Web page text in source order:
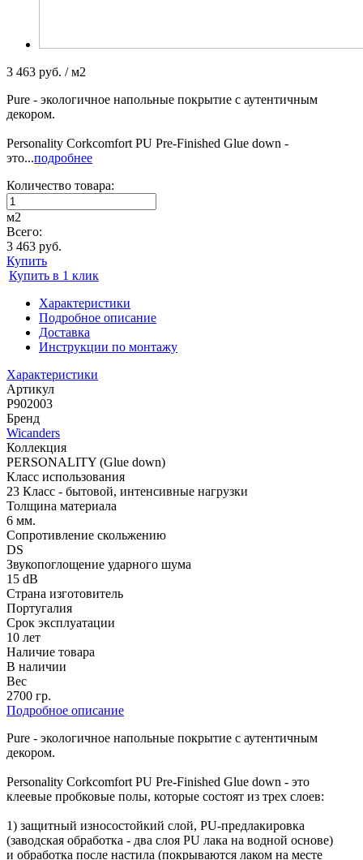
3 463 руб. / м2
Pure - экологичное напольные покрытие с аутентичным
декором.
Personality Corkcomfort PU Pre-Finished Glue down -
это...подробнее
Количество товара:
м2
Всего:
3 463 руб.
Купить
Купить в 1 клик
Характеристики
Подробное описание
Доставка
Инструкции по монтажу
Характеристики
Артикул
P902003
Бренд
Wicanders
Коллекция
PERSONALITY (Glue down)
Класс использования
23 Класс - бытовой, интенсивные нагрузки
Толщина материала
6 мм.
Сопротивление скольжению
DS
Звукопоглощение ударного шума
15 dB
Страна изготовитель
Португалия
Срок эксплуатации
10 лет
Наличие товара
В наличии
Вес
2700 гр.
Подробное описание
Pure - экологичное напольные покрытие с аутентичным
декором.
Personality Corkcomfort PU Pre-Finished Glue down - это
клеевые пробковые полы, которые состоят из трех слоев:
1) защитный износостойкий слой, PU-предлакировка
(заводская обработка - два слоя PU лака на водной основе)
и обработка после настила (покрываются лаком на месте